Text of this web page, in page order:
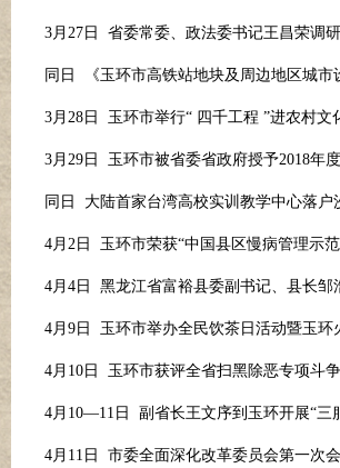
3月27日 省委常委、政法委书记王昌荣调
同日 《玉环市高铁站地块及周边地区城市
3月28日 玉环市举行“ 四千工程 ”进农村
3月29日 玉环市被省委省政府授予2018年
同日 大陆首家台湾高校实训教学中心落
4月2日 玉环市荣获“中国县区慢病管理示
4月4日 黑龙江省富裕县委副书记、县长
4月9日 玉环市举办全民饮茶日活动暨玉环
4月10日 玉环市获评全省扫黑除恶专项斗
4月10—11日 副省长王文序到玉环开展“三
4月11日 市委全面深化改革委员会第一次会